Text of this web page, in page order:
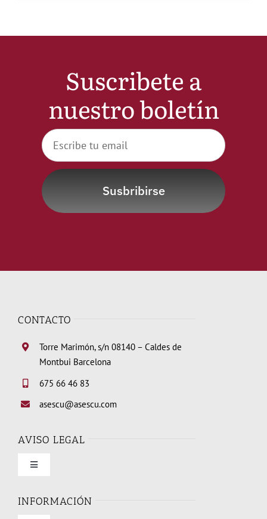
Suscribete a
nuestro boletín
Susbribirse
CONTACTO
Torre Marimón, s/n 08140 – Caldes de
Montbui Barcelona
675 66 46 83
asescu@asescu.com
AVISO LEGAL
Toggle
Condiciones de uso
INFORMACIÓN